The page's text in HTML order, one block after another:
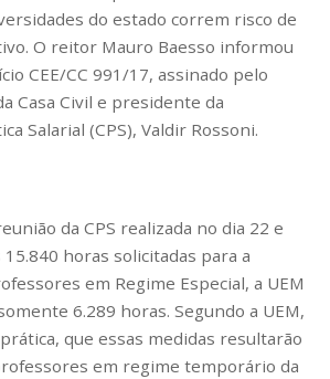
do estado correm risco de
O reitor Mauro Baesso informou
CEE/CC 991/17, assinado pelo
Casa Civil e presidente da
Salarial (CPS), Valdir Rossoni.
da CPS realizada no dia 22 e
horas solicitadas para a
em Regime Especial, a UEM
6.289 horas. Segundo a UEM,
que essas medidas resultarão
em regime temporário da